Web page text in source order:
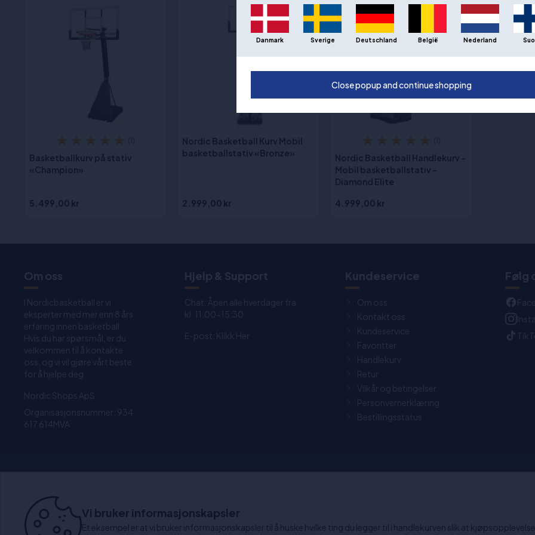
Basketballkurv på stativ
«Champion»
5.499,00 kr
Nordic Basketball Kurv Mobil
basketballstativ «Bronze»
2.999,00 kr
Nordic Basketball Handlekurv –
Mobil basketballstativ –
Diamond Elite
4.999,00 kr
Om oss
I Nordicbasketball er vi
eksperter med mer enn 8 års
erfaring innen basketball.
Hvis du har spørsmål, er du
velkommen til å kontakte
oss, og vi vil gjøre vårt beste
for å hjelpe deg
Nordic Shops ApS
Organisasjonsnummer: 934
617 614MVA
Hjelp & Support
Chat: Åpen alle hverdager fra
kl. 11:00-15:30.
E-post: Klikk Her
Kundeservice
Om oss
Kontakt oss
Kundeservice
Favoritter
Handlekurv
Retur
Vilkår og betingelser
Personvernerklæring
Bestillingsstatus
Følg
1-4 dagers levering
Vi bruker informasjonskapsler
Et eksempel er at vi bruker informasjonskapsler til å huske hvilke ting du legger til i handlekurven slik at
Danmark Sverige Deutschland België Nederland
Close popup and continue shopping